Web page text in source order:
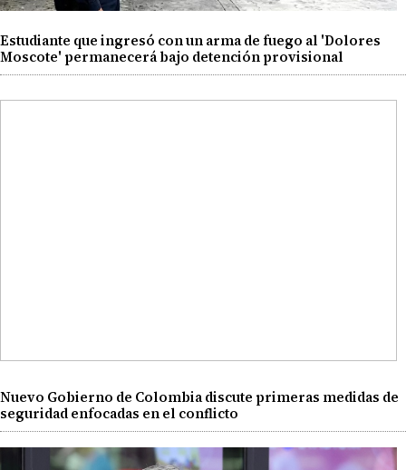
Estudiante que ingresó con un arma de fuego al 'Dolores
Moscote' permanecerá bajo detención provisional
Nuevo Gobierno de Colombia discute primeras medidas de
seguridad enfocadas en el conflicto